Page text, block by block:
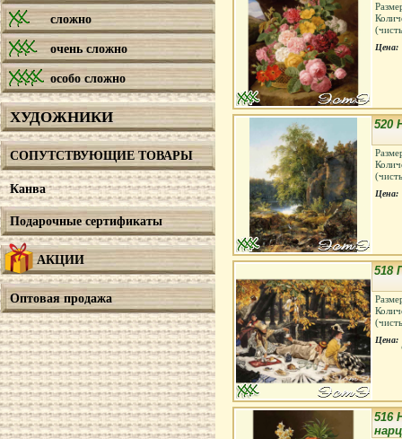
сложно
очень сложно
особо сложно
ХУДОЖНИКИ
СОПУТСТВУЮЩИЕ ТОВАРЫ
Канва
Подарочные сертификаты
АКЦИИ
Оптовая продажа
Цена:
520
Цена:
518
Цена:
516